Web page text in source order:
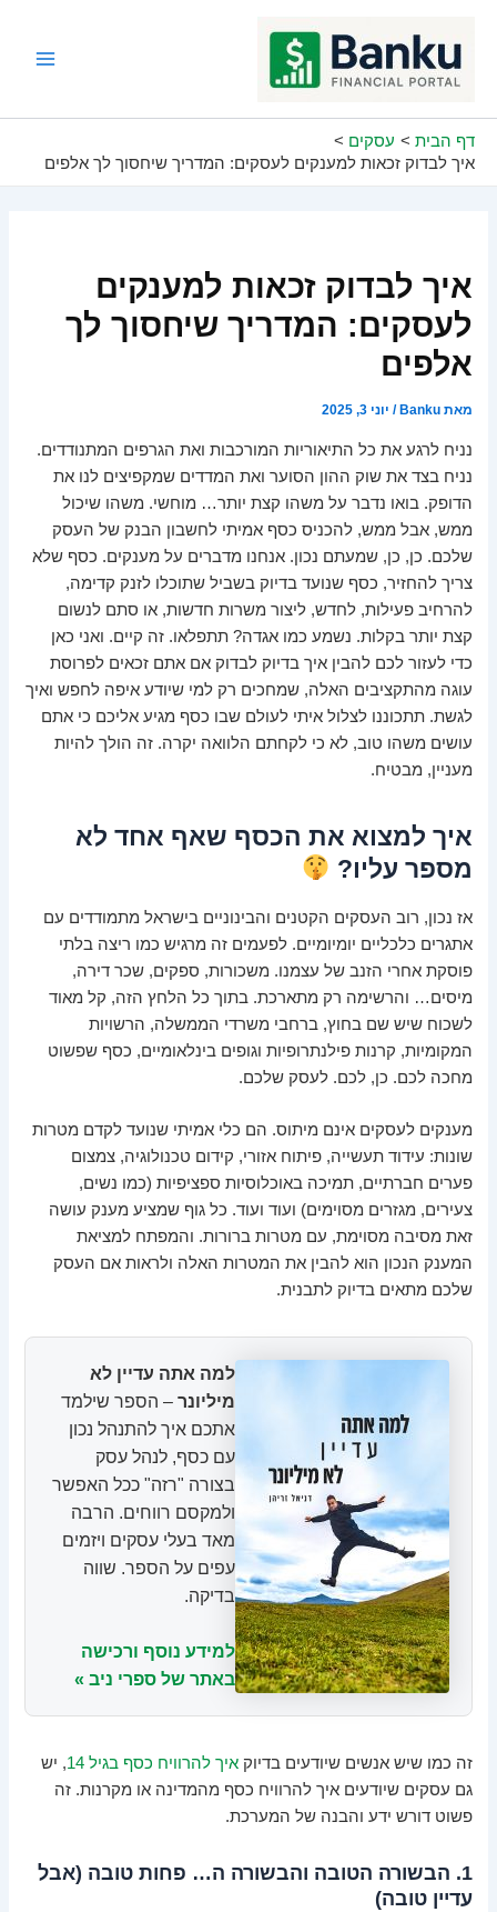
דף הבית
עסקים
איך לבדוק זכאות למענקים לעסקים: המדריך שיחסוך לך אלפים
איך לבדוק זכאות למענקים
לעסקים: המדריך שיחסוך לך
אלפים
מאתBanku
/ יוני 3, 2025
נניח לרגע את כל התיאוריות המורכבות ואת הגרפים המתנודדים.
נניח בצד את שוק ההון הסוער ואת המדדים שמקפיצים לנו את
הדופק. בואו נדבר על משהו קצת יותר… מוחשי. משהו שיכול
ממש, אבל ממש, להכניס כסף אמיתי לחשבון הבנק של העסק
שלכם. כן, כן, שמעתם נכון. אנחנו מדברים על מענקים. כסף שלא
צריך להחזיר, כסף שנועד בדיוק בשביל שתוכלו לזנק קדימה,
להרחיב פעילות, לחדש, ליצור משרות חדשות, או סתם לנשום
קצת יותר בקלות. נשמע כמו אגדה? תתפלאו. זה קיים. ואני כאן
כדי לעזור לכם להבין איך בדיוק לבדוק אם אתם זכאים לפרוסת
עוגה מהתקציבים האלה, שמחכים רק למי שיודע איפה לחפש ואיך
לגשת. תתכוננו לצלול איתי לעולם שבו כסף מגיע אליכם כי אתם
עושים משהו טוב, לא כי לקחתם הלוואה יקרה. זה הולך להיות
מעניין, מבטיח.
איך למצוא את הכסף שאף אחד לא
מספר עליו?
אז נכון, רוב העסקים הקטנים והבינוניים בישראל מתמודדים עם
אתגרים כלכליים יומיומיים. לפעמים זה מרגיש כמו ריצה בלתי
פוסקת אחרי הזנב של עצמנו. משכורות, ספקים, שכר דירה,
מיסים… והרשימה רק מתארכת. בתוך כל הלחץ הזה, קל מאוד
לשכוח שיש שם בחוץ, ברחבי משרדי הממשלה, הרשויות
המקומיות, קרנות פילנתרופיות וגופים בינלאומיים, כסף שפשוט
מחכה לכם. כן, לכם. לעסק שלכם.
מענקים לעסקים אינם מיתוס. הם כלי אמיתי שנועד לקדם מטרות
שונות: עידוד תעשייה, פיתוח אזורי, קידום טכנולוגיה, צמצום
פערים חברתיים, תמיכה באוכלוסיות ספציפיות (כמו נשים,
צעירים, מגזרים מסוימים) ועוד ועוד. כל גוף שמציע מענק עושה
זאת מסיבה מסוימת, עם מטרות ברורות. והמפתח למציאת
המענק הנכון הוא להבין את המטרות האלה ולראות אם העסק
שלכם מתאים בדיוק לתבנית.
למה אתה עדיין לא
מיליונר – הספר שילמד
אתכם איך להתנהל נכון
עם כסף, לנהל עסק
בצורה "רזה" ככל האפשר
ולמקסם רווחים. הרבה
מאד בעלי עסקים ויזמים
עפים על הספר. שווה
בדיקה.
למידע נוסף ורכישה
באתר של ספרי ניב »
זה כמו שיש אנשים שיודעים בדיוקאיך להרוויח כסף בגיל 14
, יש
גם עסקים שיודעים איך להרוויח כסף מהמדינה או מקרנות. זה
פשוט דורש ידע והבנה של המערכת.
1. הבשורה הטובה והבשורה ה… פחות טובה (אבל
עדיין טובה)